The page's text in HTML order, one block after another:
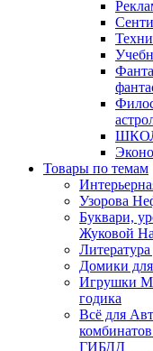
Товары по темам
Узорова
Буквари,
Жуковой
Домики
Игрушки
годика
Всё для
ГИБДД